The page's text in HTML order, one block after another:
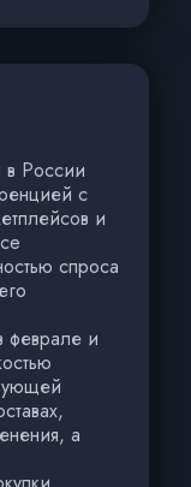
в России
с
и
спроса
феврале и
а